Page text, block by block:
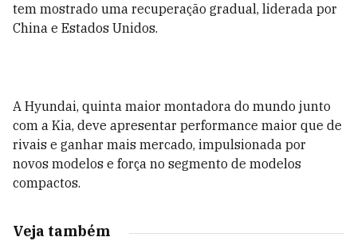
tem mostrado uma recuperação gradual, liderada por
China e Estados Unidos.
A Hyundai, quinta maior montadora do mundo junto
com a Kia, deve apresentar performance maior que de
rivais e ganhar mais mercado, impulsionada por
novos modelos e força no segmento de modelos
compactos.
Veja também